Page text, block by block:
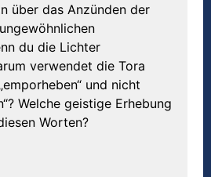
über das Anzünden der
du die Lichter
verwendet die Tora
und nicht
Welche geistige Erhebung
Worten?